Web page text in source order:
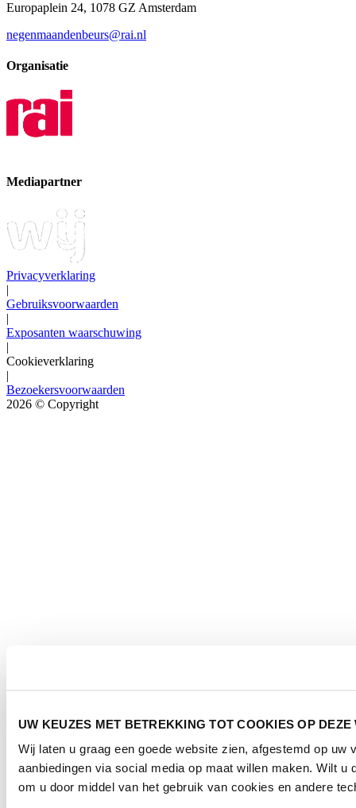
UW KEUZES MET BETREKKING TOT COOKIES OP DEZE
Wij laten u graag een goede website zien, afgestemd op
aanbiedingen via social media op maat willen maken. Wilt
om u door middel van het gebruik van cookies en andere
Europaplein 24, 1078 GZ Amsterdam
negenmaandenbeurs@rai.nl
Organisatie
Mediapartner
Privacyverklaring
|
Gebruiksvoorwaarden
|
Exposanten waarschuwing
|
Cookieverklaring
|
Bezoekersvoorwaarden
2026 © Copyright